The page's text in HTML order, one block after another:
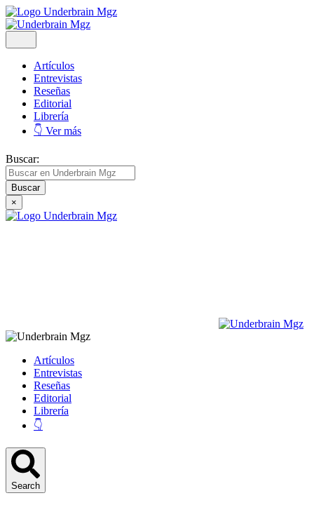
Artículos
Entrevistas
Reseñas
Editorial
Librería
👇 Ver más
Buscar:
×
Artículos
Entrevistas
Reseñas
Editorial
Librería
👇
Search